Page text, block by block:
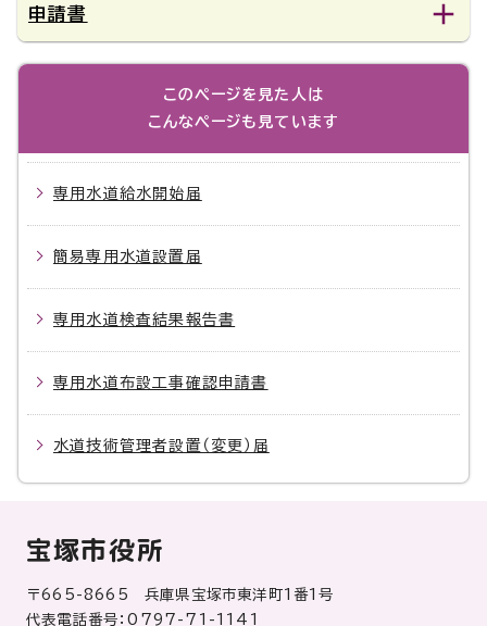
申請書
このページを見た人は
こんなページも見ています
専用水道給水開始届
簡易専用水道設置届
専用水道検査結果報告書
専用水道布設工事確認申請書
水道技術管理者設置（変更）届
宝塚市役所
〒665-8665 兵庫県宝塚市東洋町1番1号
代表電話番号：0797-71-1141